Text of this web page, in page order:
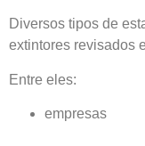
Diversos tipos de
extintores revisados
Entre eles:
empresas